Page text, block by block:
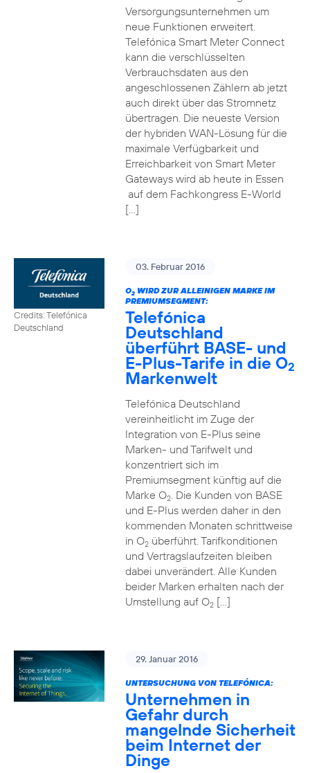
Versorgungsunternehmen um
neue Funktionen erweitert.
Telefónica Smart Meter Connect
kann die verschlüsselten
Verbrauchsdaten aus den
angeschlossenen Zählern ab jetzt
auch direkt über das Stromnetz
übertragen. Die neueste Version
der hybriden WAN-Lösung für die
maximale Verfügbarkeit und
Erreichbarkeit von Smart Meter
Gateways wird ab heute in Essen
auf dem Fachkongress E-World
[…]
Credits: Telefónica
Deutschland
03. Februar 2016
O2WIRD ZUR ALLEINIGEN MARKE IM
PREMIUMSEGMENT:
Telefónica
Deutschland
überführt BASE- und
E-Plus-Tarife in die O2
Markenwelt
Telefónica Deutschland
vereinheitlicht im Zuge der
Integration von E-Plus seine
Marken- und Tarifwelt und
konzentriert sich im
Premiumsegment künftig auf die
Marke O2. Die Kunden von BASE
und E-Plus werden daher in den
kommenden Monaten schrittweise
in O2überführt. Tarifkonditionen
und Vertragslaufzeiten bleiben
dabei unverändert. Alle Kunden
beider Marken erhalten nach der
Umstellung auf O2[…]
29. Januar 2016
UNTERSUCHUNG VON TELEFÓNICA:
Unternehmen in
Gefahr durch
mangelnde Sicherheit
beim Internet der
Dinge